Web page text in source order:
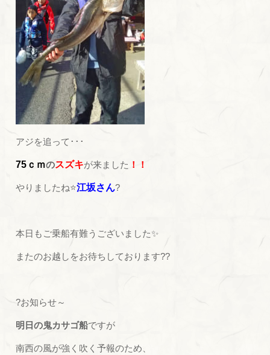
アジを追って･･･
75ｃｍのスズキが来ました ！！
やりましたね⭐江坂さん?
本日もご乗船有難うございました✨
またのお越しをお待ちしております??
?お知らせ～
明日の鬼カサゴ船ですが
南西の風が強く吹く予報のため、